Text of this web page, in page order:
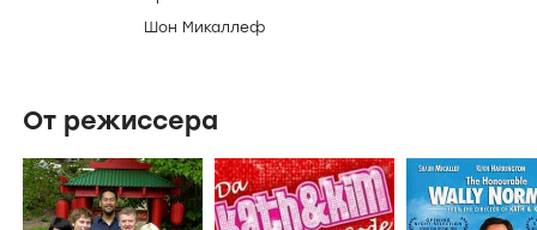
Шон Микаллеф
От режиссера